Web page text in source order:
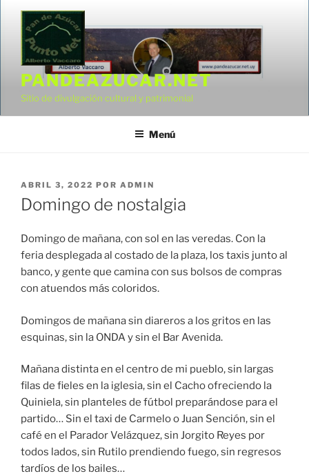
Saltar
contenido
PANDEAZUCAR.NET
Sitio de divulgación cultural y patrimonial
Menú
PUBLICADO
EL
ABRIL 3, 2022 POR ADMIN
Domingo de nostalgia
Domingo de mañana, con sol en las veredas. Con la
feria desplegada al costado de la plaza, los taxis junto al
banco, y gente que camina con sus bolsos de compras
con atuendos más coloridos.
Domingos de mañana sin diareros a los gritos en las
esquinas, sin la ONDA y sin el Bar Avenida.
Mañana distinta en el centro de mi pueblo, sin largas
filas de fieles en la iglesia, sin el Cacho ofreciendo la
Quiniela, sin planteles de fútbol preparándose para el
partido… Sin el taxi de Carmelo o Juan Sención, sin el
café en el Parador Velázquez, sin Jorgito Reyes por
todos lados, sin Rutilo prendiendo fuego, sin regresos
tardíos de los bailes…